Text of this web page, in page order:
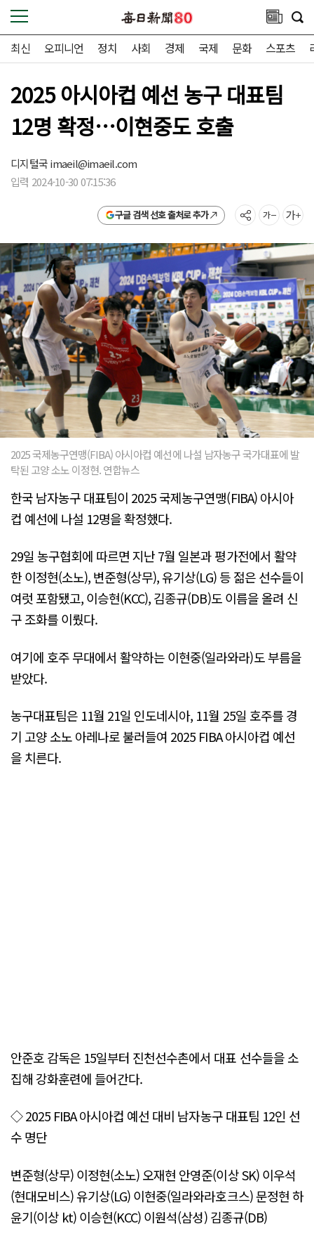
최신 오피니언 정치 사회 경제 국제 문화 스포츠
2025 아시아컵 예선 농구 대표팀
12명 확정…이현중도 호출
디지털국imaeil@imaeil.com
입력 2024-10-30 07:15:36
구글 검색 선호 출처로 추가
2025 국제농구연맹(FIBA) 아시아컵 예선에 나설 남자농구 국가대표에 발
탁된 고양 소노 이정현. 연합뉴스
한국 남자농구 대표팀이 2025 국제농구연맹(FIBA) 아시아
컵 예선에 나설 12명을 확정했다.
29일 농구협회에 따르면 지난 7월 일본과 평가전에서 활약
한 이정현(소노), 변준형(상무), 유기상(LG) 등 젊은 선수들이
여럿 포함됐고, 이승현(KCC), 김종규(DB)도 이름을 올려 신
구 조화를 이뤘다.
여기에 호주 무대에서 활약하는 이현중(일라와라)도 부름을
받았다.
농구대표팀은 11월 21일 인도네시아, 11월 25일 호주를 경
기 고양 소노 아레나로 불러들여 2025 FIBA 아시아컵 예선
을 치른다.
안준호 감독은 15일부터 진천선수촌에서 대표 선수들을 소
집해 강화훈련에 들어간다.
◇ 2025 FIBA 아시아컵 예선 대비 남자농구 대표팀 12인 선
수 명단
변준형(상무) 이정현(소노) 오재현 안영준(이상 SK) 이우석
(현대모비스) 유기상(LG) 이현중(일라와라호크스) 문정현 하
윤기(이상 kt) 이승현(KCC) 이원석(삼성) 김종규(DB)